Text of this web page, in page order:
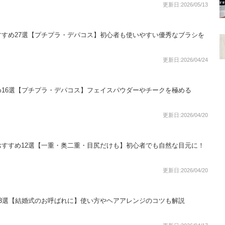
更新日:2026/05/13
め27選【プチプラ・デパコス】初心者も使いやすい優秀なブラシを
更新日:2026/04/24
選【プチプラ・デパコス】フェイスパウダーやチークを極める
更新日:2026/04/20
すめ12選【一重・奥二重・目尻だけも】初心者でも自然な目元に！
更新日:2026/04/20
【結婚式のお呼ばれに】使い方やヘアアレンジのコツも解説